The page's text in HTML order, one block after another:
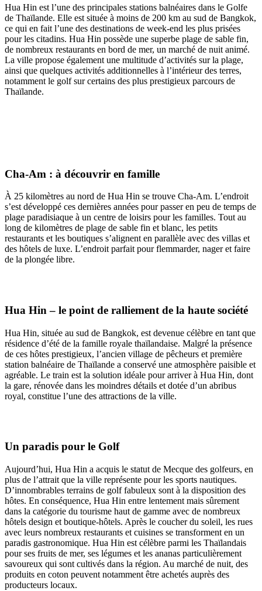
Hua Hin est l’une des principales stations balnéaires dans le Golfe
de Thaïlande. Elle est située à moins de 200 km au sud de Bangkok,
ce qui en fait l’une des destinations de week-end les plus prisées
pour les citadins. Hua Hin possède une superbe plage de sable fin,
de nombreux restaurants en bord de mer, un marché de nuit animé.
La ville propose également une multitude d’activités sur la plage,
ainsi que quelques activités additionnelles à l’intérieur des terres,
notamment le golf sur certains des plus prestigieux parcours de
Thaïlande.
Cha-Am : à découvrir en famille
À 25 kilomètres au nord de Hua Hin se trouve Cha-Am. L’endroit
s’est développé ces dernières années pour passer en peu de temps de
plage paradisiaque à un centre de loisirs pour les familles. Tout au
long de kilomètres de plage de sable fin et blanc, les petits
restaurants et les boutiques s’alignent en parallèle avec des villas et
des hôtels de luxe. L’endroit parfait pour flemmarder, nager et faire
de la plongée libre.
Hua Hin – le point de ralliement de la haute société
Hua Hin, située au sud de Bangkok, est devenue célèbre en tant que
résidence d’été de la famille royale thaïlandaise. Malgré la présence
de ces hôtes prestigieux, l’ancien village de pêcheurs et première
station balnéaire de Thaïlande a conservé une atmosphère paisible et
agréable. Le train est la solution idéale pour arriver à Hua Hin, dont
la gare, rénovée dans les moindres détails et dotée d’un abribus
royal, constitue l’une des attractions de la ville.
Un paradis pour le Golf
Aujourd’hui, Hua Hin a acquis le statut de Mecque des golfeurs, en
plus de l’attrait que la ville représente pour les sports nautiques.
D’innombrables terrains de golf fabuleux sont à la disposition des
hôtes. En conséquence, Hua Hin entre lentement mais sûrement
dans la catégorie du tourisme haut de gamme avec de nombreux
hôtels design et boutique-hôtels. Après le coucher du soleil, les rues
avec leurs nombreux restaurants et cuisines se transforment en un
paradis gastronomique. Hua Hin est célèbre parmi les Thaïlandais
pour ses fruits de mer, ses légumes et les ananas particulièrement
savoureux qui sont cultivés dans la région. Au marché de nuit, des
produits en coton peuvent notamment être achetés auprès des
producteurs locaux.